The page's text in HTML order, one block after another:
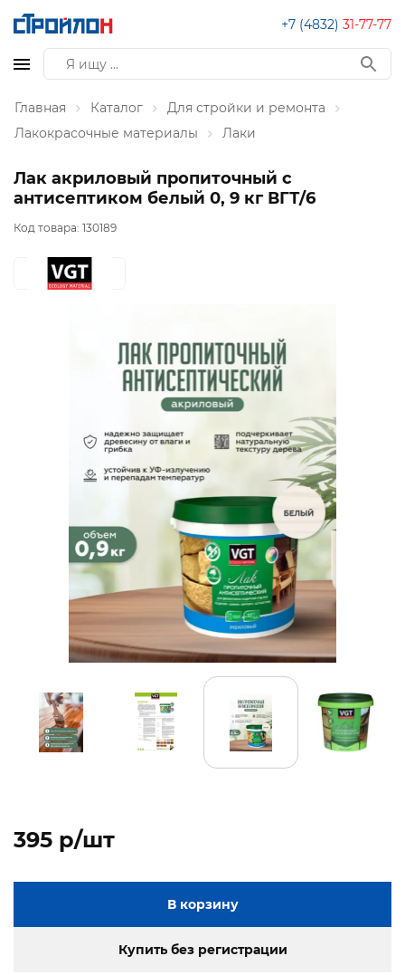
+7 (4832) 31-77-77
Главная Каталог
Для стройки и ремонта
Лакокрасочные материалы
Лаки
Лак акриловый пропиточный с
антисептиком белый 0, 9 кг ВГТ/6
Код товара: 130189
395 p/шт
В корзину
Купить без регистрации